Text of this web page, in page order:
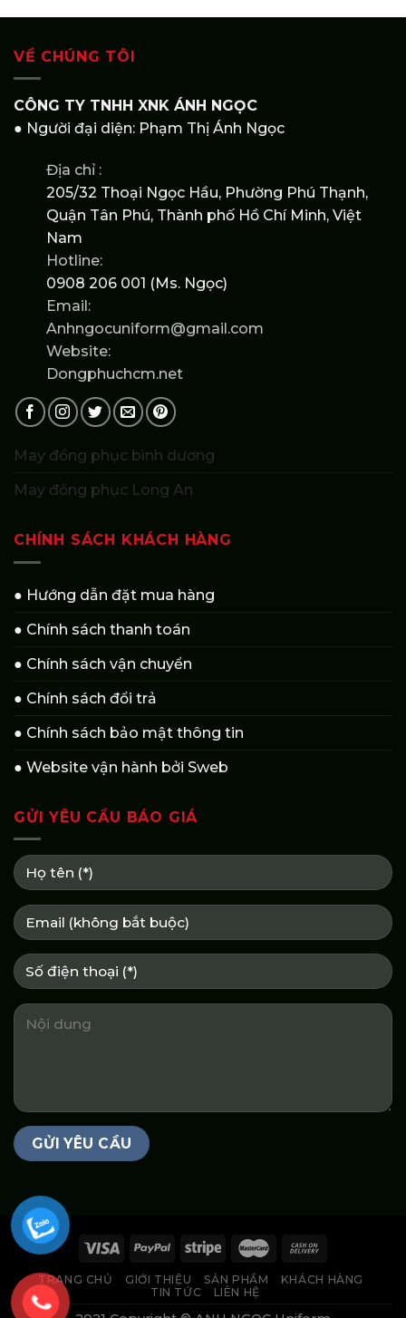
VỀ CHÚNG TÔI
CÔNG TY TNHH XNK ÁNH NGỌC
● Người đại diện: Phạm Thị Ánh Ngọc
Địa chỉ :
205/32 Thoại Ngọc Hầu, Phường Phú Thạnh,
Quận Tân Phú, Thành phố Hồ Chí Minh, Việt
Nam
Hotline:
0908 206 001 (Ms. Ngọc)
Email:
Anhngocuniform@gmail.com
Website:
Dongphuchcm.net
May đồng phục bình dương
May đồng phục Long An
CHÍNH SÁCH KHÁCH HÀNG
● Hướng dẫn đặt mua hàng
● Chính sách thanh toán
● Chính sách vận chuyển
● Chính sách đổi trả
● Chính sách bảo mật thông tin
● Website vận hành bởi Sweb
GỬI YÊU CẦU BÁO GIÁ
TRANG CHỦ GIỚI THIỆU SẢN PHẨM
KHÁCH HÀNG
TIN TỨC
LIÊN HỆ